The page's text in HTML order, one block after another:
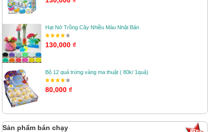
Hạt Nở Trồng Cây Nhiều Màu Nhật Bản
130,000 ₫
Bộ 12 quả trứng vàng ma thuật ( 80k/ 1quả)
80,000 ₫
Sản phẩm bán chạy